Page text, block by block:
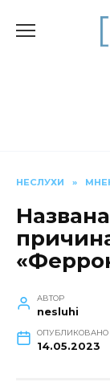
НЕСЛУХИ »
АВТОР
nesluhi
ОПУБЛИКОВАНО
14.05.2023